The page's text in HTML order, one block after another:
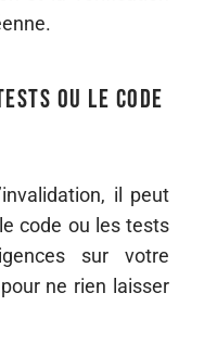
ou le code
il peut
code ou les tests
sur votre
ne rien laisser